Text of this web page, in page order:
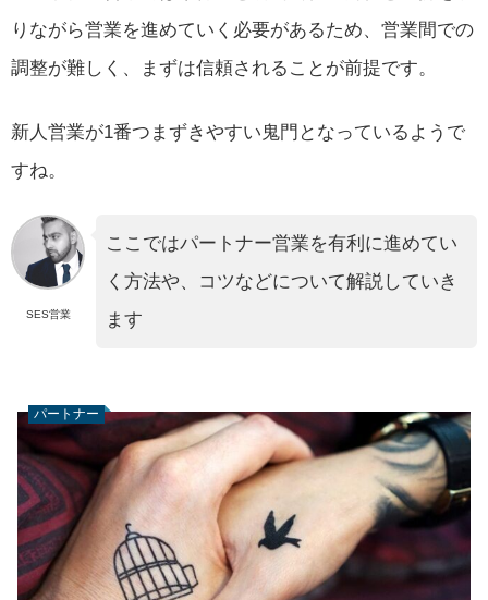
りながら営業を進めていく必要があるため、営業間での
調整が難しく、まずは信頼されることが前提です。
新人営業が1番つまずきやすい鬼門となっているようで
すね。
SES営業
ここではパートナー営業を有利に進めてい
く方法や、コツなどについて解説していき
ます
パートナー